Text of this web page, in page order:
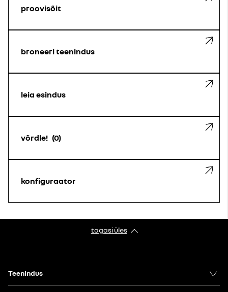
proovisõit
broneeri teenindus
leia esindus
võrdle! 0
konfiguraator
tagasi üles
Teenindus